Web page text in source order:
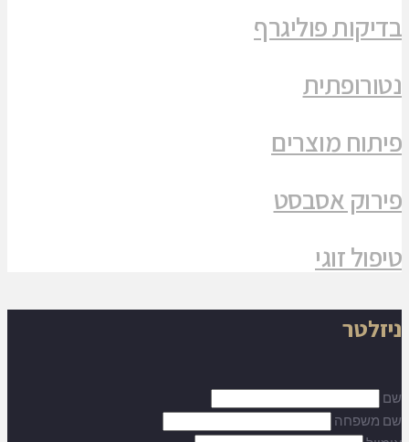
בדיקות פוליגרף
נטורופתית
פיתוח מוצרים
פירוק אסבסט
טיפול זוגי
ניזלטר
שם
שם משפחה